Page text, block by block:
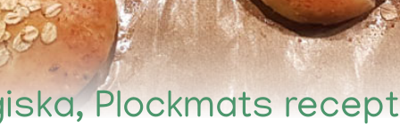
Plockmats recept